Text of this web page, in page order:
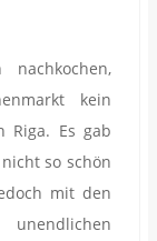
kein
Riga. Es gab
so schön
mit den